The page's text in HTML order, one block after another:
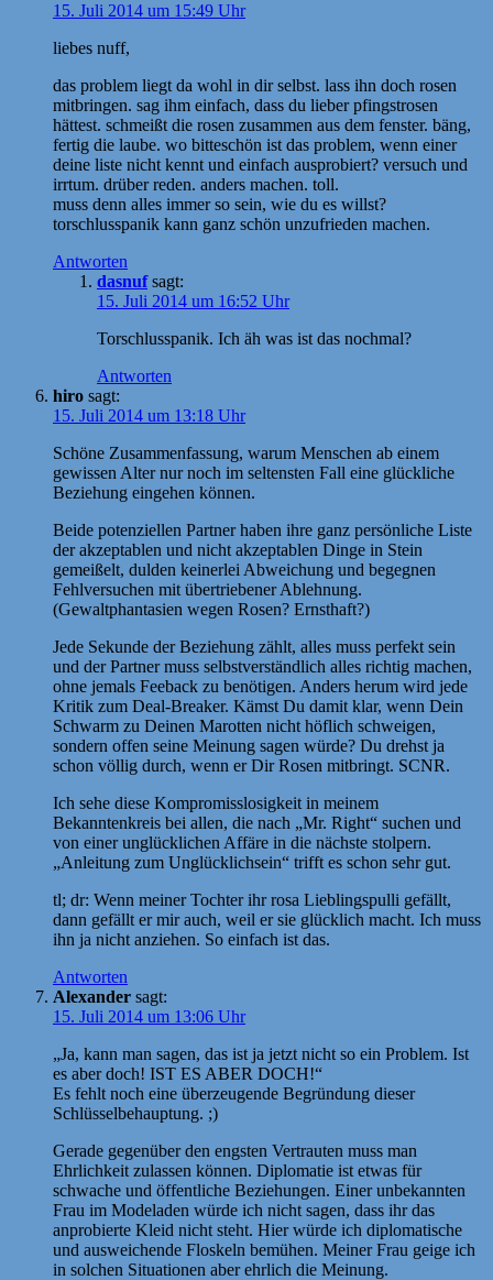
15. Juli 2014 um 15:49 Uhr
liebes nuff,
das problem liegt da wohl in dir selbst. lass ihn doch rosen
mitbringen. sag ihm einfach, dass du lieber pfingstrosen
hättest. schmeißt die rosen zusammen aus dem fenster. bäng,
fertig die laube. wo bitteschön ist das problem, wenn einer
deine liste nicht kennt und einfach ausprobiert? versuch und
irrtum. drüber reden. anders machen. toll.
muss denn alles immer so sein, wie du es willst?
torschlusspanik kann ganz schön unzufrieden machen.
Antworten
dasnuf sagt:
15. Juli 2014 um 16:52 Uhr
Torschlusspanik. Ich äh was ist das nochmal?
Antworten
hiro sagt:
15. Juli 2014 um 13:18 Uhr
Schöne Zusammenfassung, warum Menschen ab einem
gewissen Alter nur noch im seltensten Fall eine glückliche
Beziehung eingehen können.
Beide potenziellen Partner haben ihre ganz persönliche Liste
der akzeptablen und nicht akzeptablen Dinge in Stein
gemeißelt, dulden keinerlei Abweichung und begegnen
Fehlversuchen mit übertriebener Ablehnung.
(Gewaltphantasien wegen Rosen? Ernsthaft?)
Jede Sekunde der Beziehung zählt, alles muss perfekt sein
und der Partner muss selbstverständlich alles richtig machen,
ohne jemals Feeback zu benötigen. Anders herum wird jede
Kritik zum Deal-Breaker. Kämst Du damit klar, wenn Dein
Schwarm zu Deinen Marotten nicht höflich schweigen,
sondern offen seine Meinung sagen würde? Du drehst ja
schon völlig durch, wenn er Dir Rosen mitbringt. SCNR.
Ich sehe diese Kompromisslosigkeit in meinem
Bekanntenkreis bei allen, die nach „Mr. Right“ suchen und
von einer unglücklichen Affäre in die nächste stolpern.
„Anleitung zum Unglücklichsein“ trifft es schon sehr gut.
tl; dr: Wenn meiner Tochter ihr rosa Lieblingspulli gefällt,
dann gefällt er mir auch, weil er sie glücklich macht. Ich muss
ihn ja nicht anziehen. So einfach ist das.
Antworten
Alexander sagt:
15. Juli 2014 um 13:06 Uhr
„Ja, kann man sagen, das ist ja jetzt nicht so ein Problem. Ist
es aber doch! IST ES ABER DOCH!“
Es fehlt noch eine überzeugende Begründung dieser
Schlüsselbehauptung. ;)
Gerade gegenüber den engsten Vertrauten muss man
Ehrlichkeit zulassen können. Diplomatie ist etwas für
schwache und öffentliche Beziehungen. Einer unbekannten
Frau im Modeladen würde ich nicht sagen, dass ihr das
anprobierte Kleid nicht steht. Hier würde ich diplomatische
und ausweichende Floskeln bemühen. Meiner Frau geige ich
in solchen Situationen aber ehrlich die Meinung.